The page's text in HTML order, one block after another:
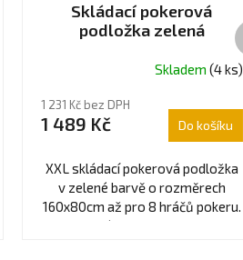
Skládací pokerová
podložka zelená
Skladem (4 ks)
1 231 Kč bez DPH
1 489 Kč Do košíku
XXL skládací pokerová podložka
v zelené barvě o rozměrech
160x80cm až pro 8 hráčů pokeru.
Pokerová podložka lze rychle